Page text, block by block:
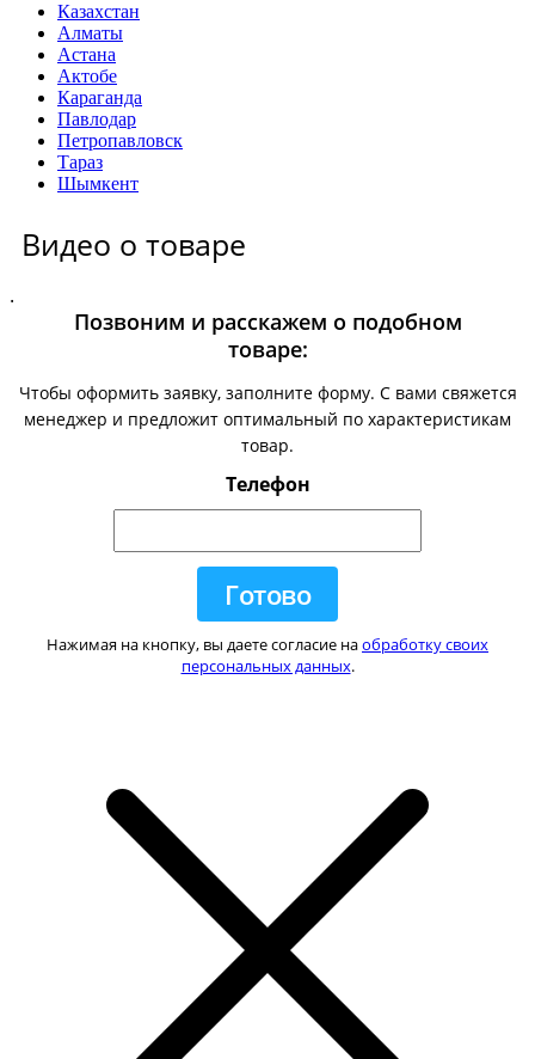
Казахстан
Алматы
Астана
Актобе
Караганда
Павлодар
Петропавловск
Тараз
Шымкент
Видео о товаре
.
Позвоним и расскажем о подобном
товаре:
Чтобы оформить заявку, заполните форму. С вами свяжется
менеджер и предложит оптимальный по характеристикам
товар.
Телефон
Нажимая на кнопку, вы даете согласие наобработку своих
персональных данных.